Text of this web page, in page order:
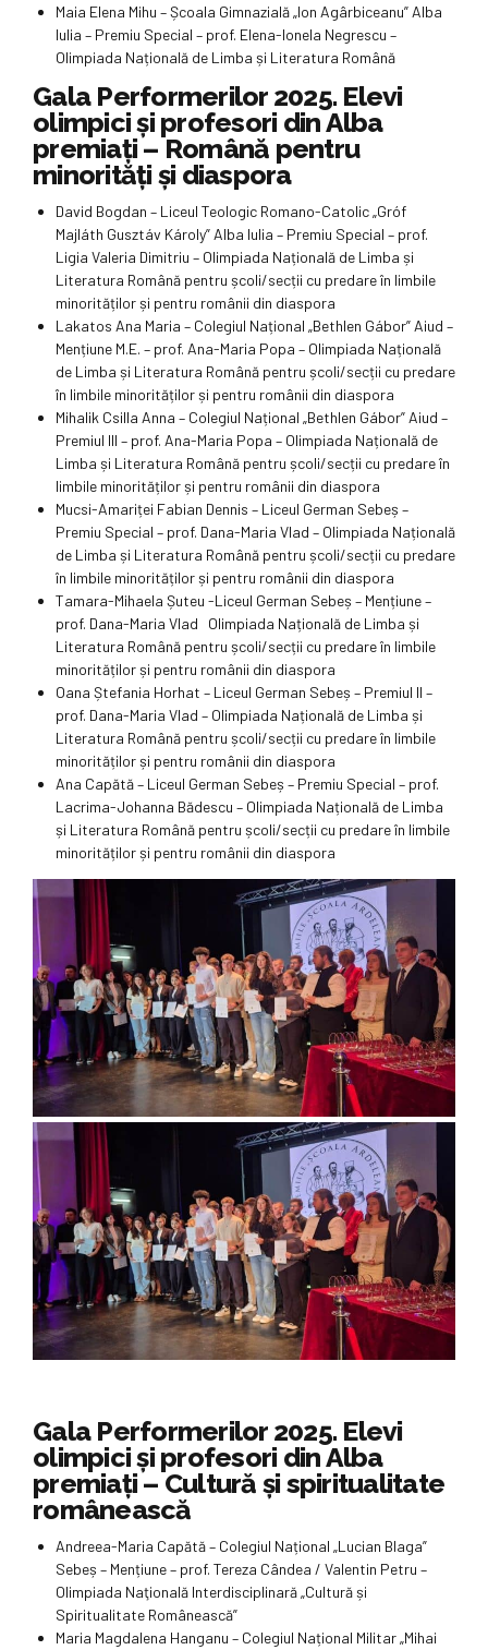
Maia Elena Mihu – Școala Gimnazială „Ion Agârbiceanu” Alba
Iulia – Premiu Special – prof. Elena-Ionela Negrescu –
Olimpiada Națională de Limba și Literatura Română
Gala Performerilor 2025. Elevi
olimpici și profesori din Alba
premiați – Română pentru
minorități și diaspora
David Bogdan – Liceul Teologic Romano-Catolic „Gróf
Majláth Gusztáv Károly” Alba Iulia – Premiu Special – prof.
Ligia Valeria Dimitriu – Olimpiada Națională de Limba și
Literatura Română pentru școli/secții cu predare în limbile
minorităților și pentru românii din diaspora
Lakatos Ana Maria – Colegiul Național „Bethlen Gábor” Aiud –
Mențiune M.E. – prof. Ana-Maria Popa – Olimpiada Națională
de Limba și Literatura Română pentru școli/secții cu predare
în limbile minorităților și pentru românii din diaspora
Mihalik Csilla Anna – Colegiul Național „Bethlen Gábor” Aiud –
Premiul III – prof. Ana-Maria Popa – Olimpiada Națională de
Limba și Literatura Română pentru școli/secții cu predare în
limbile minorităților și pentru românii din diaspora
Mucsi-Amariței Fabian Dennis – Liceul German Sebeș –
Premiu Special – prof. Dana-Maria Vlad – Olimpiada Națională
de Limba și Literatura Română pentru școli/secții cu predare
în limbile minorităților și pentru românii din diaspora
Tamara-Mihaela Șuteu -Liceul German Sebeș – Mențiune –
prof. Dana-Maria Vlad Olimpiada Națională de Limba și
Literatura Română pentru școli/secții cu predare în limbile
minorităților și pentru românii din diaspora
Oana Ștefania Horhat – Liceul German Sebeș – Premiul II –
prof. Dana-Maria Vlad – Olimpiada Națională de Limba și
Literatura Română pentru școli/secții cu predare în limbile
minorităților și pentru românii din diaspora
Ana Capătă – Liceul German Sebeș – Premiu Special – prof.
Lacrima-Johanna Bădescu – Olimpiada Națională de Limba
și Literatura Română pentru școli/secții cu predare în limbile
minorităților și pentru românii din diaspora
Gala Performerilor 2025. Elevi
olimpici și profesori din Alba
premiați – Cultură și spiritualitate
românească
Andreea-Maria Capătă – Colegiul Național „Lucian Blaga”
Sebeș – Mențiune – prof. Tereza Cândea / Valentin Petru –
Olimpiada Naţională Interdisciplinară „Cultură și
Spiritualitate Românească”
Maria Magdalena Hanganu – Colegiul Național Militar „Mihai